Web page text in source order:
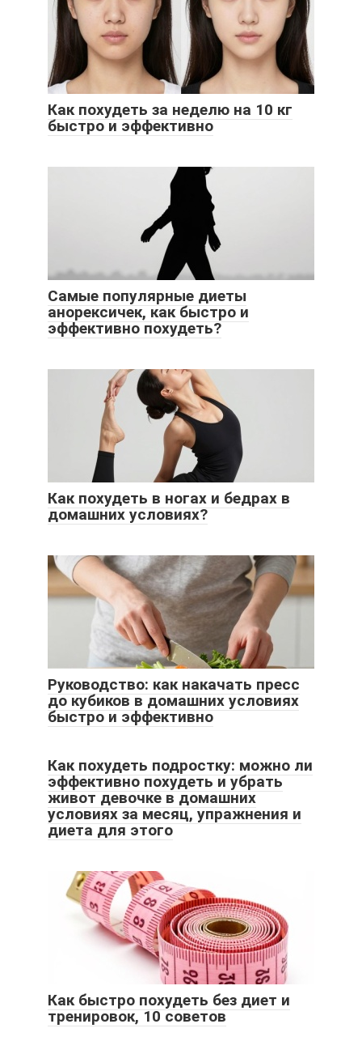
Как похудеть за неделю на 10 кг
быстро и эффективно
Самые популярные диеты
анорексичек, как быстро и
эффективно похудеть?
Как похудеть в ногах и бедрах в
домашних условиях?
Руководство: как накачать пресс
до кубиков в домашних условиях
быстро и эффективно
Как похудеть подростку: можно ли
эффективно похудеть и убрать
живот девочке в домашних
условиях за месяц, упражнения и
диета для этого
Как быстро похудеть без диет и
тренировок, 10 советов